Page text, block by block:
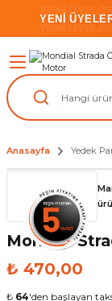
YENİ
YENİ
YENİ
Anasayfa Yedek
Mondial
₺ 470,00
₺ 64'den başlayan